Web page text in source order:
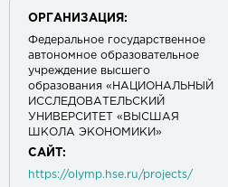
ОРГАНИЗАЦИЯ:
Федеральное государственное
автономное образовательное
учреждение высшего
образования «НАЦИОНАЛЬНЫЙ
ИССЛЕДОВАТЕЛЬСКИЙ
УНИВЕРСИТЕТ «ВЫСШАЯ
ШКОЛА ЭКОНОМИКИ»
САЙТ:
https://olymp.hse.ru/projects/